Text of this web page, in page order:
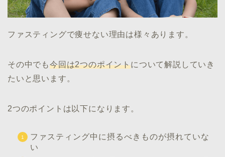
ファスティングで痩せない理由は様々あります。
その中でも今回は2つのポイントについて解説していき
たいと思います。
2つのポイントは以下になります。
ファスティング中に摂るべきものが摂れていな
い